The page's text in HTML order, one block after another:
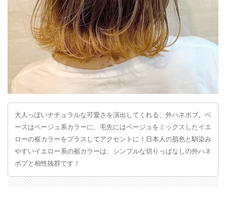
大人っぽいナチュラルな可愛さを演出してくれる、外ハネボブ。ベ
ースはベージュ系カラーに、毛先にはベージュをミックスしたイエ
ローの裾カラーをプラスしてアクセントに！日本人の肌色と馴染み
やすいイエロー系の裾カラーは、シンプルな切りっぱなしの外ハネ
ボブと相性抜群です！